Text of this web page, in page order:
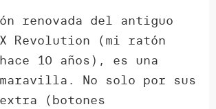
renovada del antiguo
Revolution (mi ratón
10 años), es una
No solo por sus
(botones